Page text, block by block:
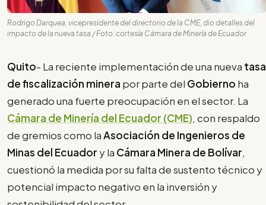
Rodrigo Darquea, vicepresidente del directorio de la CME, dio detalles del
impacto de la nueva tasa / Foto: cortesía Cámara de Minería de Ecuador
Quito- La reciente implementación de una nueva tasa
de fiscalización minera por parte del Gobierno ha
generado una fuerte preocupación en el sector. La
Cámara de Minería del Ecuador (CME), con respaldo
de gremios como laAsociación de Ingenieros de
Minas del Ecuador y la Cámara Minera de Bolívar,
cuestionó la medida por su falta de sustento técnico y
potencial impacto negativo en la inversión y